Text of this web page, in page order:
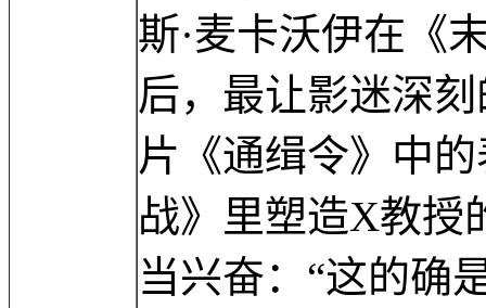
斯·麦卡沃伊在《
后，最让影迷深
片《通缉令》中
战》里塑造X教授
当兴奋：“这的确